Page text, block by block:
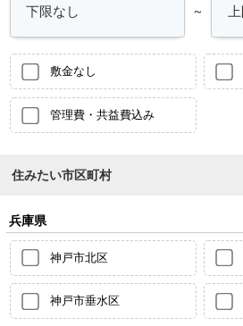
～
敷金なし
管理費・共益費込み
住みたい市区町村
兵庫県
神戸市北区
神戸市垂水区